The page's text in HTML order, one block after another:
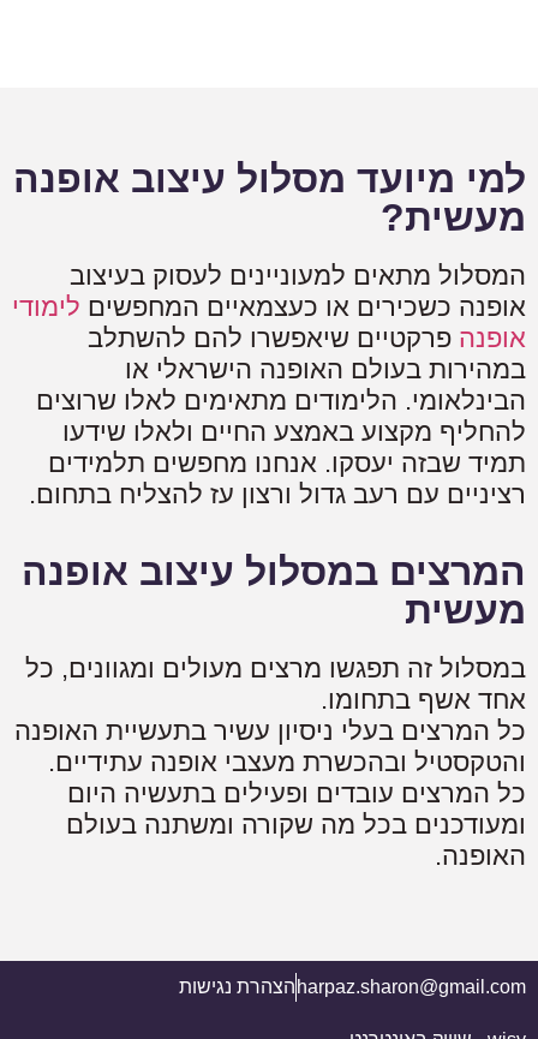
למי מיועד מסלול עיצוב אופנה
מעשית?
המסלול מתאים למעוניינים לעסוק בעיצוב
אופנה כשכירים או כעצמאיים המחפשים לימודי
אופנה פרקטיים שיאפשרו להם להשתלב
במהירות בעולם האופנה הישראלי או
הבינלאומי. הלימודים מתאימים לאלו שרוצים
להחליף מקצוע באמצע החיים ולאלו שידעו
תמיד שבזה יעסקו. אנחנו מחפשים תלמידים
רציניים עם רעב גדול ורצון עז להצליח בתחום.
המרצים במסלול עיצוב אופנה
מעשית
במסלול זה תפגשו מרצים מעולים ומגוונים, כל
אחד אשף בתחומו.
כל המרצים בעלי ניסיון עשיר בתעשיית האופנה
והטקסטיל ובהכשרת מעצבי אופנה עתידיים.
כל המרצים עובדים ופעילים בתעשיה היום
ומעודכנים בכל מה שקורה ומשתנה בעולם
האופנה.
harpaz.sharon@gmail.com הצהרת נגישות